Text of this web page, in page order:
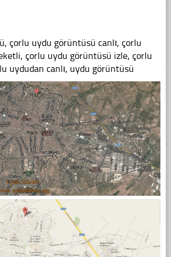
çorlu uydu görüntüsü canlı, çorlu
çorlu uydu görüntüsü izle, çorlu
uydudan canlı, uydu görüntüsü